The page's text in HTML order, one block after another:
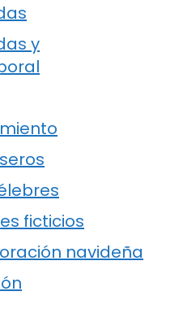
y
ficticios
navideña